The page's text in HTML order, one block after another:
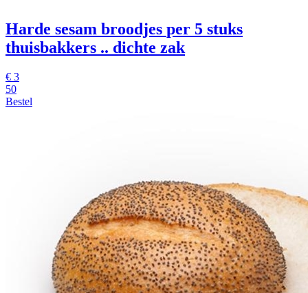
Harde sesam broodjes per 5 stuks
thuisbakkers .. dichte zak
€ 3
50
Bestel